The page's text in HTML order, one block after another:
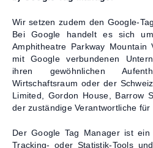
Wir setzen zudem den Google-
Bei Google handelt es sich
Amphitheatre Parkway Mountain
mit Google verbundenen
ihren gewöhnlichen
Wirtschaftsraum oder der
Limited, Gordon House, Barrow
der zuständige Verantwortliche für
Der Google Tag Manager ist
Tracking- oder Statistik-Tools